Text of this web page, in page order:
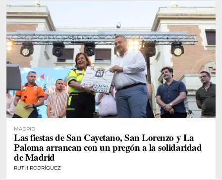
MADRID
Las fiestas de San Cayetano, San Lorenzo y La
Paloma arrancan con un pregón a la solidaridad
de Madrid
RUTH RODRÍGUEZ